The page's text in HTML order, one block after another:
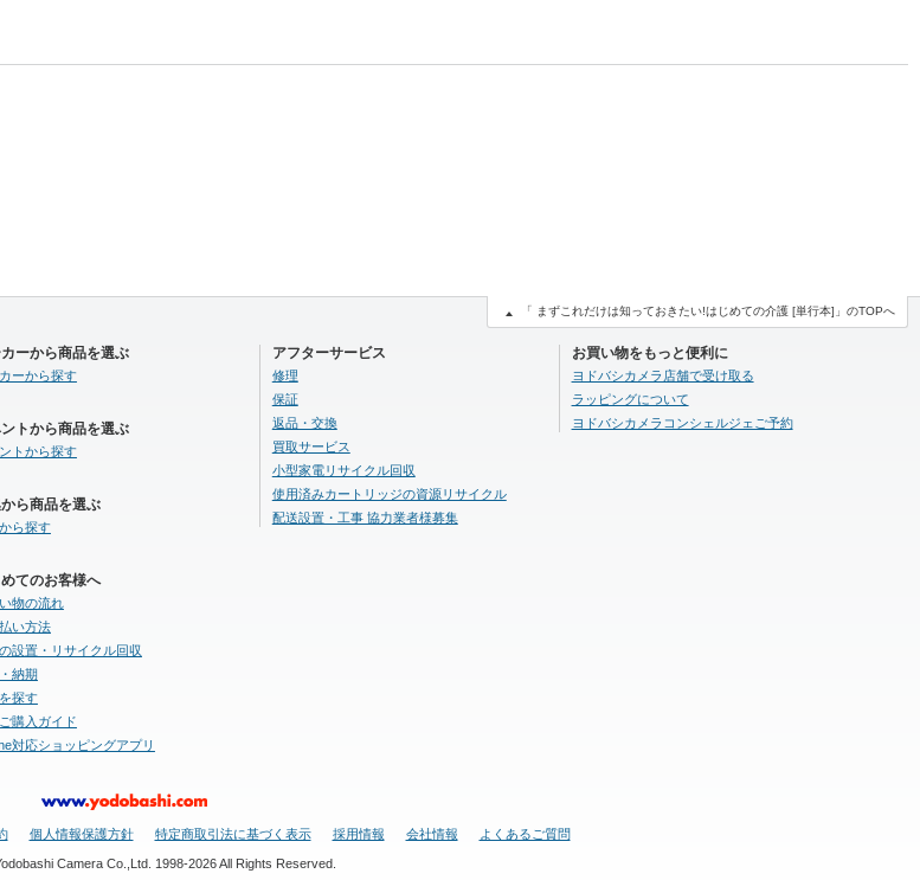
ーから商品を選ぶ
ーから探す
トから商品を選ぶ
トから探す
ら商品を選ぶ
ら探す
てのお客様へ
物の流れ
い方法
設置・リサイクル回収
納期
探す
購入ガイド
対応ショッピングアプリ
アフターサービス
修理
保証
返品・交換
買取サービス
小型家電リサイクル回収
使用済みカートリッジの資源リサイクル
配送設置・工事 協力業者様募集
お買い物をもっと便利に
ヨドバシカメラ店舗で受け取る
ラッピングについて
ヨドバシカメラコンシェルジェご予約
個人情報保護方針 特定商取引法に基づく表示 採用情報 会社情報 よくあるご質問
Camera Co.,Ltd. 1998-2026 All Rights Reserved.
「 まずこれだけは知っておきたい!はじめての介護 [単行本]」のTOPへ